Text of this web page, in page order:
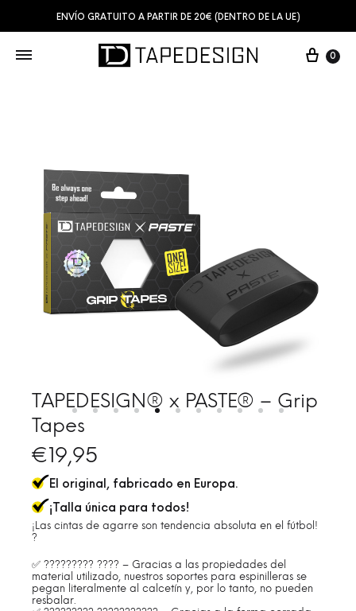
ENVÍO GRATUITO A PARTIR DE 20€ (DENTRO DE LA UE)
0
TAPEDESIGN® x PASTE® – Grip
Tapes
€ 19,95
El original, fabricado en Europa.
¡Talla única para todos!
¡Las cintas de agarre son tendencia absoluta en el fútbol!
?
✅ ????????? ???? – Gracias a las propiedades del
material utilizado, nuestros soportes para espinilleras se
pegan literalmente al calcetín y, por lo tanto, no pueden
resbalar.